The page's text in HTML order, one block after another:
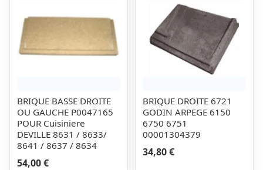
BRIQUE BASSE DROITE
OU GAUCHE P0047165
POUR Cuisiniere
DEVILLE 8631 / 8633/
8641 / 8637 / 8634
54,00 €
BRIQUE DROITE 6721
GODIN ARPEGE 6150
6750 6751
00001304379
34,80 €